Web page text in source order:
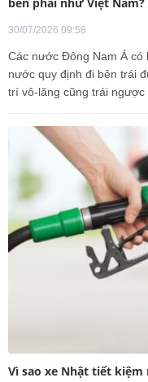
30/07/2026 09:58
Các nước Đông Nam Á có
nước quy định đi bên trái
trí vô-lăng cũng trái ngược
Vì sao xe Nhật tiết kiệm